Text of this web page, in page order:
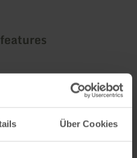
Über Cookies